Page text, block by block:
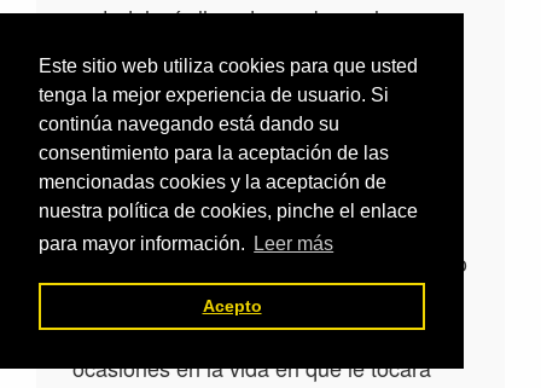
Este sitio web utiliza cookies para que usted
tenga la mejor experiencia de usuario. Si
continúa navegando está dando su
consentimiento para la aceptación de las
mencionadas cookies y la aceptación de
nuestra política de cookies, pinche el enlace
para mayor información.
Leer más
Acepto
metodología llevada a cabo en la
escuela. Afortunadamente, en verano
hay tiempo para todo.
-El hecho de que un niño te manifieste
su poco deseo de hacer deberes no
debe llevarnos a la decisión de que no
los haga, más si El Niño o la niña tienen
capacidad para ello. Creo muy necesario
educar al niño en que no siempre hará
cosas de su agrado, y serán muchas las
ocasiones en la vida en que le tocará